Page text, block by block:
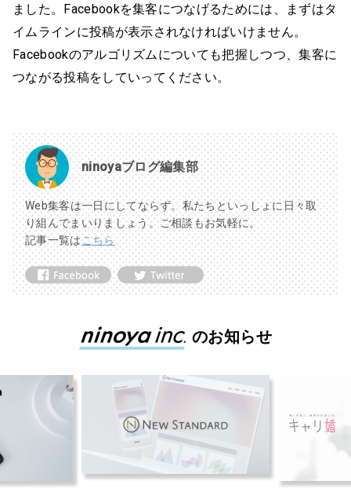
ました。Facebookを集客につなげるためには、まずはタ
イムラインに投稿が表示されなければいけません。
Facebookのアルゴリズムについても把握しつつ、集客に
つながる投稿をしていってください。
ninoyaブログ編集部
Web集客は一日にしてならず。私たちといっしょに日々取
り組んでまいりましょう。ご相談もお気軽に。
記事一覧はこちら
のお知らせ